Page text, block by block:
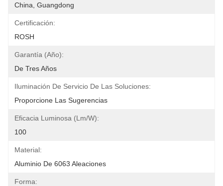
China, Guangdong
Certificación:
ROSH
Garantía (año):
De Tres Años
Iluminación De Servicio De Las Soluciones:
Proporcione Las Sugerencias
Eficacia Luminosa (lm/w):
100
Material:
Aluminio De 6063 Aleaciones
Forma: